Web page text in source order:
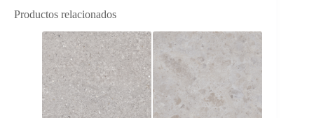
Productos relacionados